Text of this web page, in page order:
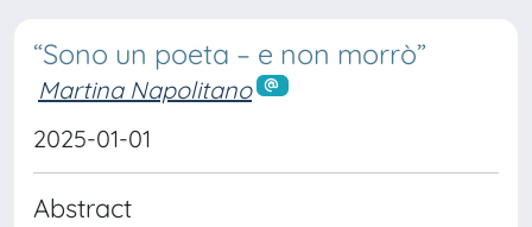
“Sono un poeta – e non morrò”
Martina Napolitano
2025-01-01
Abstract